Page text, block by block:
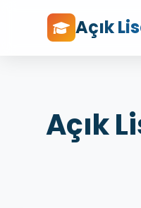
Açık
Açık